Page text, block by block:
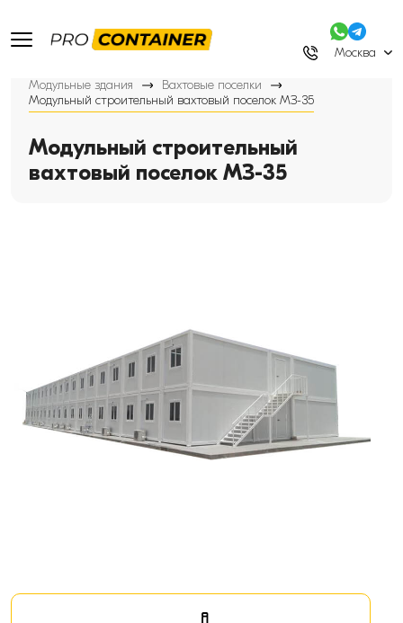
Москва
Модульные здания
Вахтовые поселки
Модульный строительный вахтовый поселок МЗ-35
Модульный строительный
вахтовый поселок МЗ-35